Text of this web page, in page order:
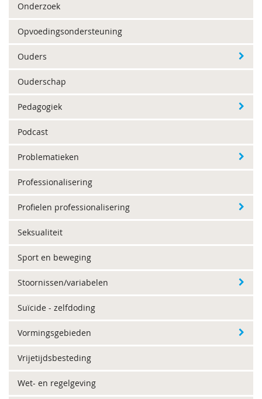
Onderzoek
Opvoedingsondersteuning
Ouders
Ouderschap
Pedagogiek
Podcast
Problematieken
Professionalisering
Profielen professionalisering
Seksualiteit
Sport en beweging
Stoornissen/variabelen
Suïcide - zelfdoding
Vormingsgebieden
Vrijetijdsbesteding
Wet- en regelgeving